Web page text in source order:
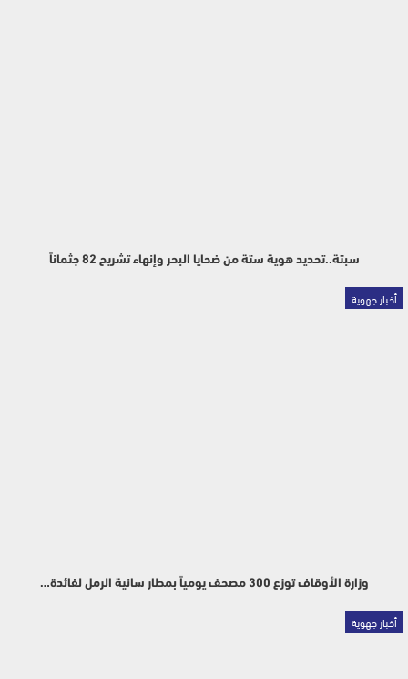
سبتة..تحديد هوية ستة من ضحايا البحر وإنهاء تشريح 82 جثماناً
أخبار جهوية
وزارة الأوقاف توزع 300 مصحف يومياً بمطار سانية الرمل لفائدة…
أخبار جهوية